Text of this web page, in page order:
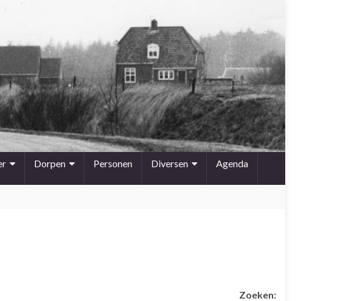
Dorpen Personen Diversen Agenda
Zoeken: